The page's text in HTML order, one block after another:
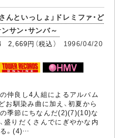
んといっしょ」ドレミファ・ど
サン・サンバ～
2,669円（税込） 1996/04/20
仲良し4人組によるアルバム
お馴染み曲に加え、初夏から
季節にちなんだ(2)(7)(10)な
盛りだくさんでにぎやかな内
。(4)…